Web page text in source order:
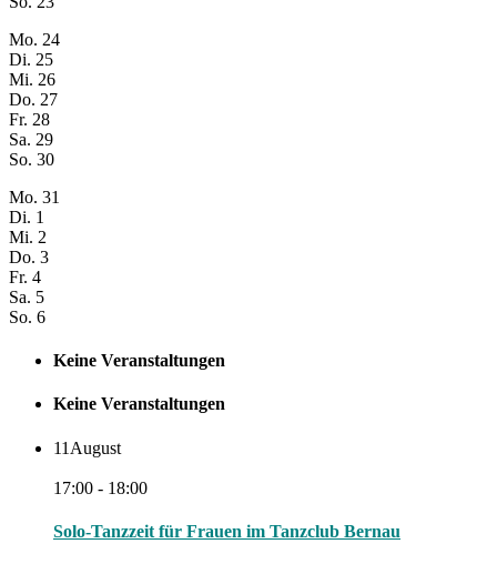
Mo. 24
Di. 25
Mi. 26
Do. 27
Fr. 28
Sa. 29
So. 30
Mo. 31
Di. 1
Mi. 2
Do. 3
Fr. 4
Sa. 5
So. 6
Keine Veranstaltungen
Keine Veranstaltungen
11 August
17:00 - 18:00
Solo-Tanzzeit für Frauen im Tanzclub Bernau